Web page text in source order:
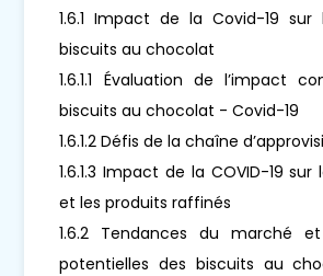
1.6.1 Impact de la Covid-19 sur
biscuits au chocolat
1.6.1.1 Évaluation de l’impact
biscuits au chocolat - Covid-19
1.6.1.2 Défis de la chaîne
1.6.1.3 Impact de la COVID-19
et les produits raffinés
1.6.2 Tendances du marché
potentielles des biscuits au